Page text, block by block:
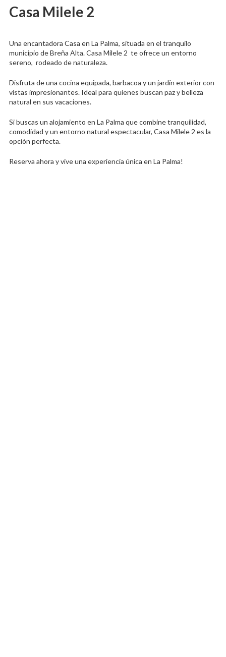
Casa Milele 2
Una encantadora Casa en La Palma, situada en el tranquilo
municipio de Breña Alta. Casa Milele 2 te ofrece un entorno
sereno, rodeado de naturaleza.
Disfruta de una cocina equipada, barbacoa y un jardín exterior con
vistas impresionantes. Ideal para quienes buscan paz y belleza
natural en sus vacaciones.
Si buscas un alojamiento en La Palma que combine tranquilidad,
comodidad y un entorno natural espectacular, Casa Milele 2 es la
opción perfecta.
Reserva ahora y vive una experiencia única en La Palma!